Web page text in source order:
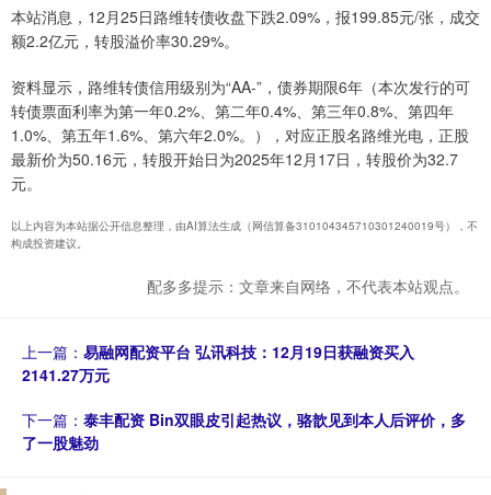
本站消息，12月25日路维转债收盘下跌2.09%，报199.85元/张，成交
额2.2亿元，转股溢价率30.29%。
资料显示，路维转债信用级别为“AA-”，债券期限6年（本次发行的可
转债票面利率为第一年0.2%、第二年0.4%、第三年0.8%、第四年
1.0%、第五年1.6%、第六年2.0%。），对应正股名路维光电，正股
最新价为50.16元，转股开始日为2025年12月17日，转股价为32.7
元。
以上内容为本站据公开信息整理，由AI算法生成（网信算备310104345710301240019号），不
构成投资建议。
配多多提示：文章来自网络，不代表本站观点。
上一篇： 易融网配资平台 弘讯科技：12月19日获融资买入
2141.27万元
下一篇： 泰丰配资 Bin双眼皮引起热议，骆歆见到本人后评价，多
了一股魅劲